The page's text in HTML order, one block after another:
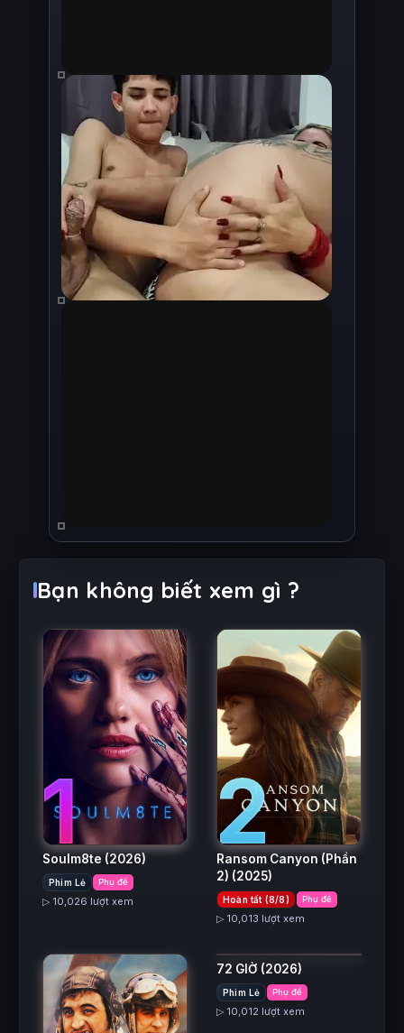
Bạn không biết xem gì ?
1
Soulm8te (2026)
Phim Lẻ Phụ đề
▷ 10,026 lượt xem
2
Ransom Canyon (Phần
2) (2025)
Hoàn tất (8/8) Phụ đề
▷ 10,013 lượt xem
4
72 GIỜ (2026)
Phim Lẻ Phụ đề
▷ 10,012 lượt xem